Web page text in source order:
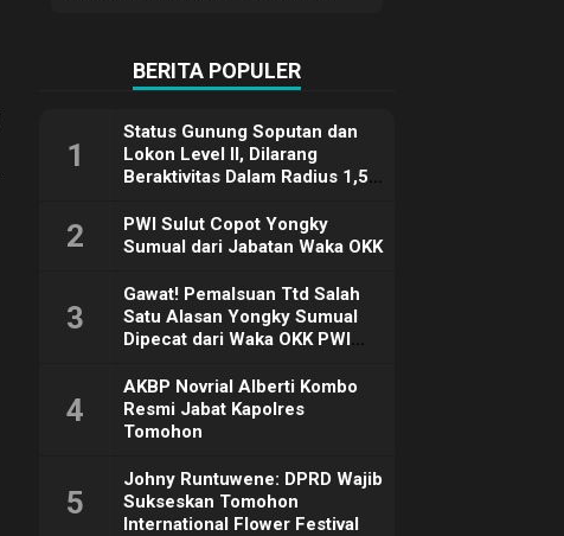
BERITA POPULER
1
Status Gunung Soputan dan
Lokon Level II, Dilarang
Beraktivitas Dalam Radius 1,5
2
PWI Sulut Copot Yongky
Sumual dari Jabatan Waka OKK
3
Gawat! Pemalsuan Ttd Salah
Satu Alasan Yongky Sumual
Dipecat dari Waka OKK PWI
4
AKBP Novrial Alberti Kombo
Resmi Jabat Kapolres
Tomohon
5
Johny Runtuwene: DPRD Wajib
Sukseskan Tomohon
International Flower Festival